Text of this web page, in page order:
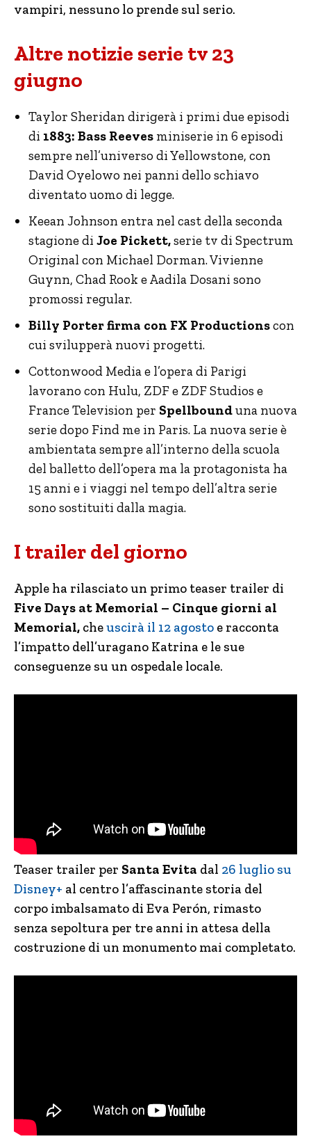
vampiri, nessuno lo prende sul serio.
Altre notizie serie tv 23
giugno
Taylor Sheridan dirigerà i primi due episodi
di 1883: Bass Reeves miniserie in 6 episodi
sempre nell’universo di Yellowstone, con
David Oyelowo nei panni dello schiavo
diventato uomo di legge.
Keean Johnson entra nel cast della seconda
stagione di Joe Pickett,serie tv di Spectrum
Original con Michael Dorman. Vivienne
Guynn, Chad Rook e Aadila Dosani sono
promossi regular.
Billy Porter firma con FX Productionscon
cui svilupperà nuovi progetti.
Cottonwood Media e l’opera di Parigi
lavorano con Hulu, ZDF e ZDF Studios e
France Television per Spellbounduna nuova
serie dopo Find me in Paris. La nuova serie è
ambientata sempre all’interno della scuola
del balletto dell’opera ma la protagonista ha
15 anni e i viaggi nel tempo dell’altra serie
sono sostituiti dalla magia.
I trailer del giorno
Apple ha rilasciato un primo teaser trailer di
Five Days at Memorial – Cinque giorni al
Memorial, cheuscirà il 12 agosto e racconta
l’impatto dell’uragano Katrina e le sue
conseguenze su un ospedale locale.
Teaser trailer per Santa Evita dal 26 luglio su
Disney+ al centro l’affascinante storia del
corpo imbalsamato di Eva Perón, rimasto
senza sepoltura per tre anni in attesa della
costruzione di un monumento mai completato.